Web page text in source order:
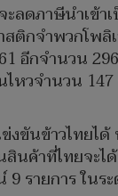
ดภาษีนำเข้า
จำพวกโพลิเ
อีกจำนวน
วจำนวน
ขันข้าวไทยไ
ค้าที่ไทยจะไ
รายการ ในร